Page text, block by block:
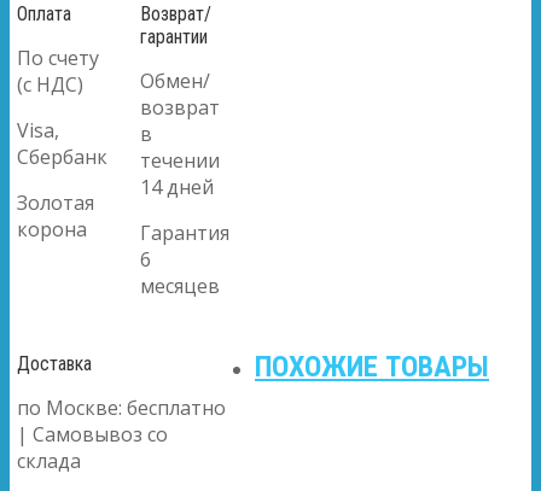
Оплата
По счету
(с НДС)
Visa,
Сбербанк
Золотая
корона
Возврат/
гарантии
Обмен/
возврат
в
течении
14 дней
Гарантия
6
месяцев
Доставка
по Москве: бесплатно
| Самовывоз со
склада
ПОХОЖИЕ ТОВАРЫ